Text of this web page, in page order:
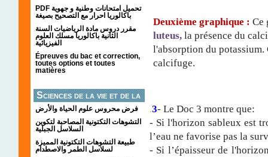
PDF تحميل امتحانات وطنية و جهوية
باكالوريا احرار مع التصحيح بصيغة
مقرر دروس مادة الرياضيات السنة
الثانية باكالوريا مسلك العلوم
الفيزيائية
Épreuves du bac et correction,
toutes options et toutes
matières
Sciences de la vie et de la
terre
فرض محروس علوم الحياة والأرض
التشوهات التكتونیة المصاحبة لتكوین
السلاسل الجبلیة
طبيعة التشوهات التكتونية المميزة
لسلاسل الطمر والاصطدام
Deuxième graphique : Ce
luteus, la présence du
l'absorption du
calcifuge.
.3- Le Doc 3 montre que:
- Si l'horizon sableux est
l’eau ne favorise pas la
- Si l’épaisseur de